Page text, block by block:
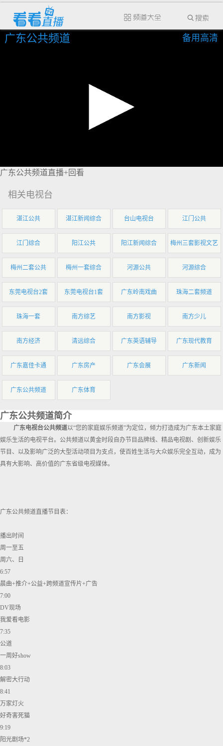
广东公共频道 备用高清
广东公共频道直播+回看
相关电视台
湛江公共 湛江新闻综合 台山电视台 江门公共
江门综合 阳江公共 阳江新闻综合 梅州三套影视文艺
梅州二套公共 梅州一套综合 河源公共 河源综合
东莞电视台2套 东莞电视台1套 广东岭南戏曲 珠海二套频道
珠海一套 南方综艺 南方影视 南方少儿
南方经济 清远综合 广东英语辅导 广东现代教育
广东嘉佳卡通 广东房产 广东会展 广东新闻
广东公共频道 广东体育
广东公共频道简介
广东电视台公共频道以“您的家庭娱乐频道”为定位，倾力打造成为广东本土家庭
娱乐生活的电视平台。公共频道以黄金时段自办节目品牌线、精品电视剧、创新娱乐
节目、以及影响广泛的大型活动项目为支点，使百姓生活与大众娱乐完全互动，成为
具有大影响、高价值的广东省级电视媒体。
广东公共频道直播节目表：
播出时间
周一至五
周六、日
6:57
晨曲+推介+公益+跨频道宣传片+广告
7:00
DV现场
我爱看电影
7:35
公道
一周好show
8:03
解密大行动
8:41
万家灯火
好奇害死猫
9:19
阳光剧场*2